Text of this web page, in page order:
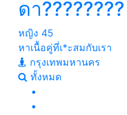
ดา????????
หญิง 45
หาเนื้อคู่ที่เ*ะสมกับเรา
กรุงเทพมหานคร
ทั้งหมด